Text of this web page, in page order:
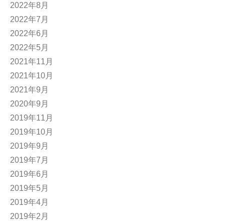
2022年8月
2022年7月
2022年6月
2022年5月
2021年11月
2021年10月
2021年9月
2020年9月
2019年11月
2019年10月
2019年9月
2019年7月
2019年6月
2019年5月
2019年4月
2019年2月